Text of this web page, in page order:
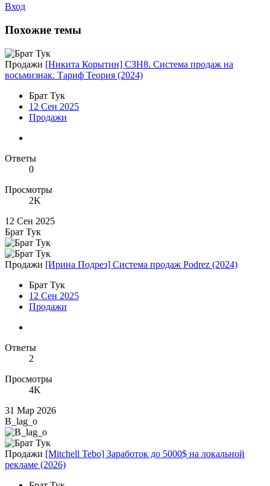
Вход
Похожие темы
Продажи [Никита Корытин] СЗН8. Система продаж на
восьмизнак. Тариф Теория (2024)
Брат Тук
12 Сен 2025
Продажи
Ответы
0
Просмотры
2K
12 Сен 2025
Брат Тук
Продажи [Ирина Подрез] Система продаж Podrez (2024)
Брат Тук
12 Сен 2025
Продажи
Ответы
2
Просмотры
4K
31 Мар 2026
B_lag_o
Продажи [Mitchell Tebo] Заработок до 5000$ на локальной
рекламе (2026)